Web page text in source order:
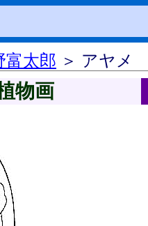
富太郎 ＞ アヤメ
物画